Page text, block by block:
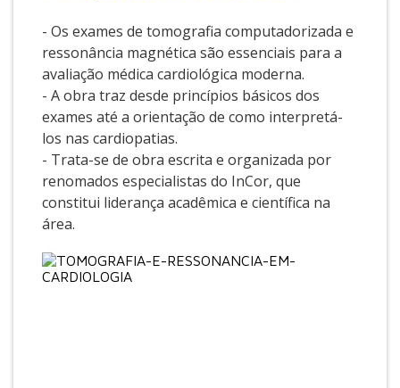
- Os exames de tomografia computadorizada e
ressonância magnética são essenciais para a
avaliação médica cardiológica moderna.
- A obra traz desde princípios básicos dos
exames até a orientação de como interpretá-
los nas cardiopatias.
- Trata-se de obra escrita e organizada por
renomados especialistas do InCor, que
constitui liderança acadêmica e científica na
área.